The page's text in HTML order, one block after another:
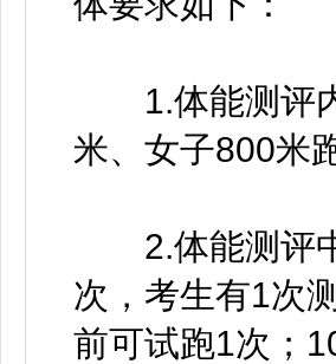
1.体能测评内
米、女子800米
2.体能测评中
次，考生有1次
前可试跑1次；